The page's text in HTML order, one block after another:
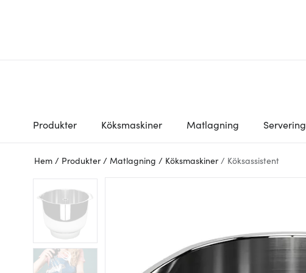
Produkter Köksmaskiner Matlagning Servering
Hem / Produkter / Matlagning / Köksmaskiner / Köksassistent